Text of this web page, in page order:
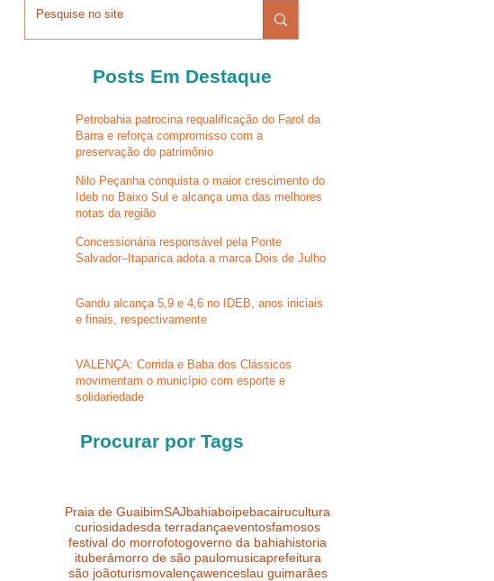
Posts Em Destaque
Petrobahia patrocina requalificação do Farol da
Barra e reforça compromisso com a
preservação do patrimônio
Nilo Peçanha conquista o maior crescimento do
Ideb no Baixo Sul e alcança uma das melhores
notas da região
Concessionária responsável pela Ponte
Salvador–Itaparica adota a marca Dois de Julho
Gandu alcança 5,9 e 4,6 no IDEB, anos iniciais
e finais, respectivamente
VALENÇA: Corrida e Baba dos Clássicos
movimentam o município com esporte e
solidariedade
Procurar por Tags
Praia de GuaibimSAJbahiaboipebacairucultura
curiosidadesda terradançaeventosfamosos
festival do morrofotogoverno da bahiahistoria
ituberámorro de são paulomusicaprefeitura
são joãoturismovalençawenceslau guimarães